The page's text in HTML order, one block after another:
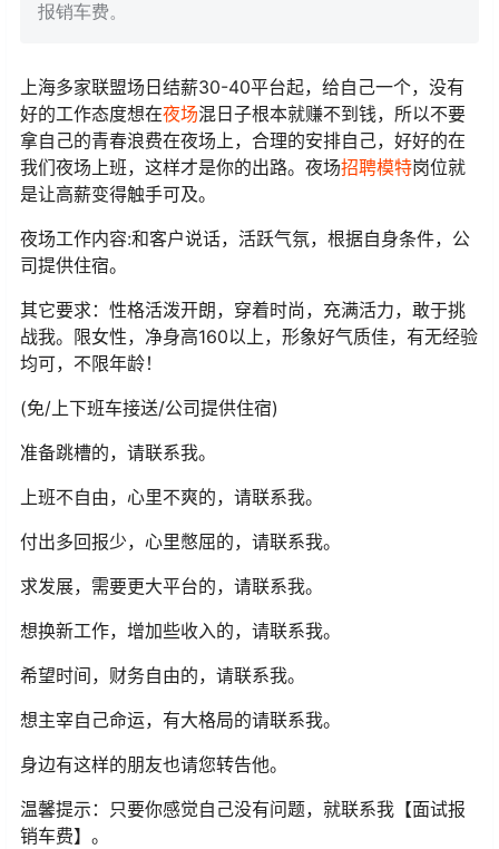
报销车费。
上海多家联盟场日结薪30-40平台起，给自己一个，没有
好的工作态度想在夜场混日子根本就赚不到钱，所以不要
拿自己的青春浪费在夜场上，合理的安排自己，好好的在
我们夜场上班，这样才是你的出路。夜场招聘模特岗位就
是让高薪变得触手可及。
夜场工作内容:和客户说话，活跃气氛，根据自身条件，公
司提供住宿。
其它要求：性格活泼开朗，穿着时尚，充满活力，敢于挑
战我。限女性，净身高160以上，形象好气质佳，有无经验
均可，不限年龄！
(免/上下班车接送/公司提供住宿)
准备跳槽的，请联系我。
上班不自由，心里不爽的，请联系我。
付出多回报少，心里憋屈的，请联系我。
求发展，需要更大平台的，请联系我。
想换新工作，增加些收入的，请联系我。
希望时间，财务自由的，请联系我。
想主宰自己命运，有大格局的请联系我。
身边有这样的朋友也请您转告他。
温馨提示：只要你感觉自己没有问题，就联系我【面试报
销车费】。